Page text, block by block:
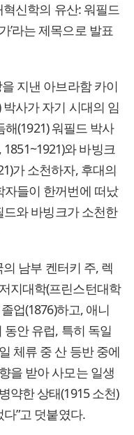
혁신학의 유산: 워필드
’라는 제목으로 발표
지낸 아브라함 카이
박사가 자기 시대의 임
(1921) 워필드 박사
와 바빙크
가 소천하자, 후대의
들이 한꺼번에 떠났
드와 바빙크가 소천한
남부 켄터키 주, 렉
지대학(프린스턴대학
업(1876)하고, 애니
안 유럽, 특히 독일
체류 중 산 등반 중에
을 받아 사모는 일생
약한 상태(1915 소천)
”고 덧붙였다.